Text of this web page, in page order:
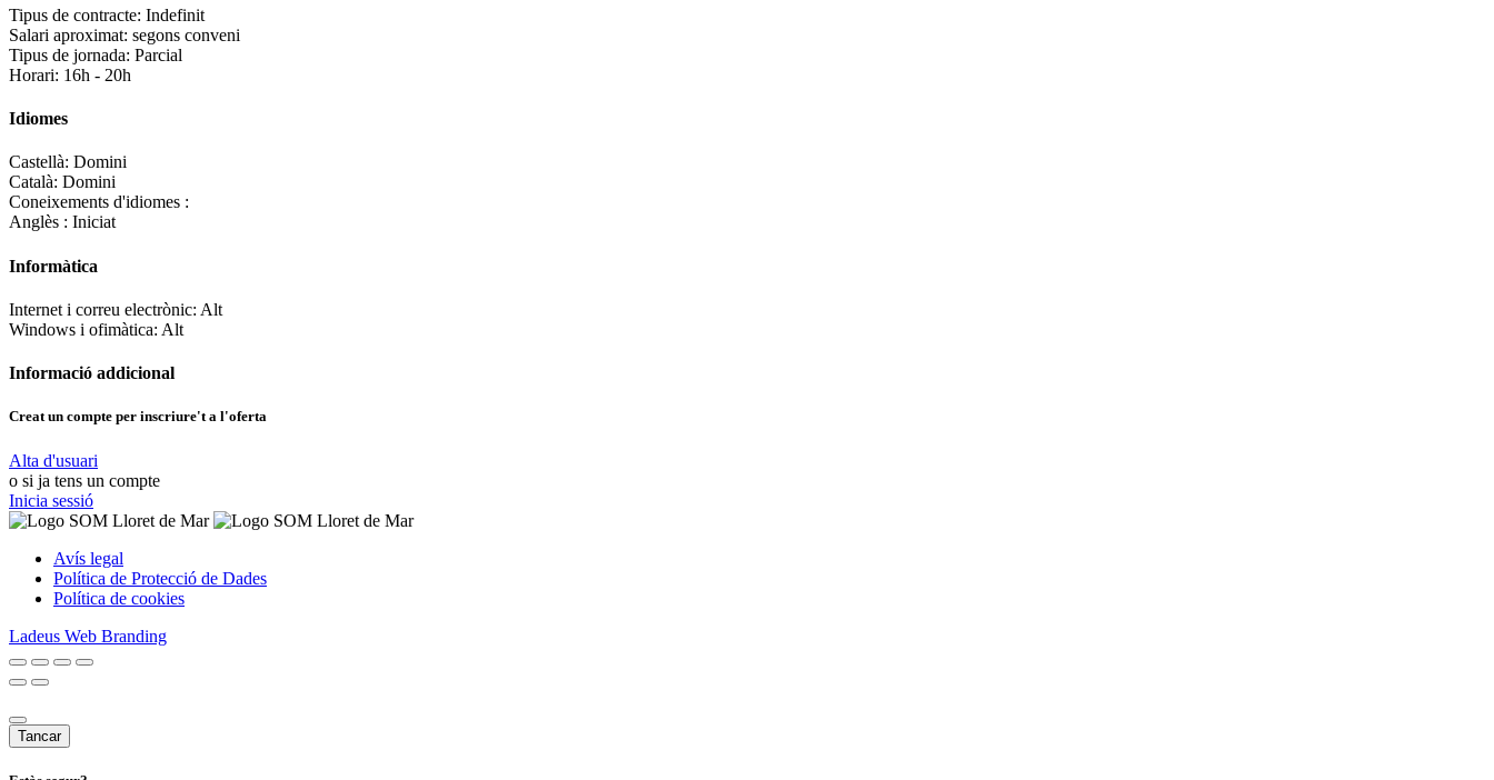
Tipus de contracte: Indefinit
Salari aproximat: segons conveni
Tipus de jornada: Parcial
Horari: 16h - 20h
Idiomes
Castellà: Domini
Català: Domini
Coneixements d'idiomes :
Anglès : Iniciat
Informàtica
Internet i correu electrònic: Alt
Windows i ofimàtica: Alt
Informació addicional
Creat un compte per inscriure't a l'oferta
Alta d'usuari
o si ja tens un compte
Inicia sessió
Avís legal
Política de Protecció de Dades
Política de cookies
Ladeus Web Branding
Tancar